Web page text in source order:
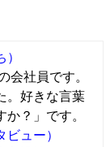
会社員です。
。好きな言葉
？」です。
ビュー）